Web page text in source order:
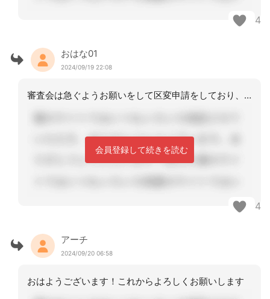
4
おはな01
2024/09/19 22:08
審査会は急ぐようお願いをして区変申請をしており、来週半には結果が出る予定です。あ
会員登録して続きを読む
4
アーチ
2024/09/20 06:58
おはようございます！これからよろしくお願いします